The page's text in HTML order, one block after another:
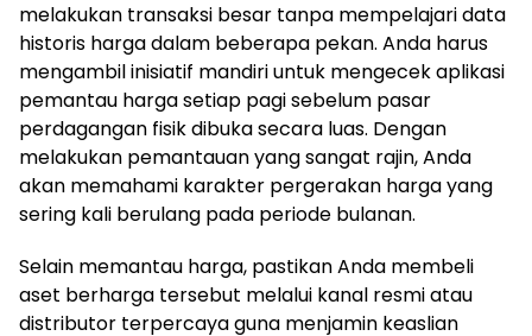
melakukan transaksi besar tanpa mempelajari data
historis harga dalam beberapa pekan. Anda harus
mengambil inisiatif mandiri untuk mengecek aplikasi
pemantau harga setiap pagi sebelum pasar
perdagangan fisik dibuka secara luas. Dengan
melakukan pemantauan yang sangat rajin, Anda
akan memahami karakter pergerakan harga yang
sering kali berulang pada periode bulanan.
Selain memantau harga, pastikan Anda membeli
aset berharga tersebut melalui kanal resmi atau
distributor terpercaya guna menjamin keaslian